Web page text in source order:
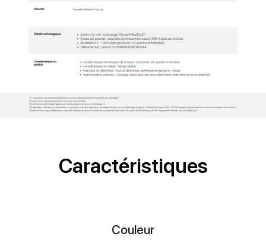
Caractéristiques
Couleur